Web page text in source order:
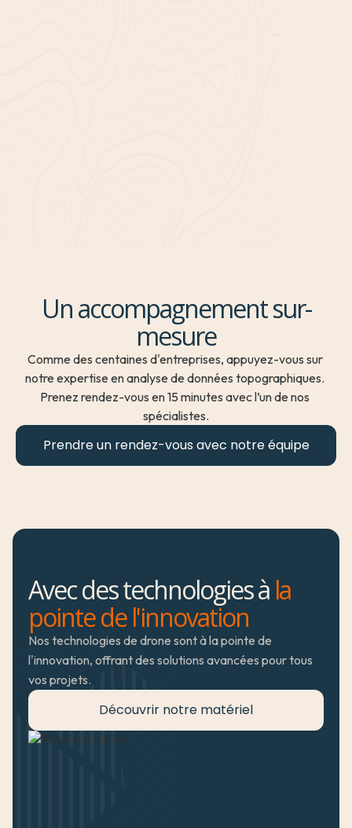
Un accompagnement sur-
mesure
Comme des centaines d'entreprises, appuyez-vous sur
notre expertise en analyse de données topographiques.
Prenez rendez-vous en 15 minutes avec l’un de nos
spécialistes.
Prendre un rendez-vous avec notre équipe
Avec des technologies à la
pointe de l'innovation
Nos technologies de drone sont à la pointe de
l'innovation, offrant des solutions avancées pour tous
vos projets.
Découvrir notre matériel